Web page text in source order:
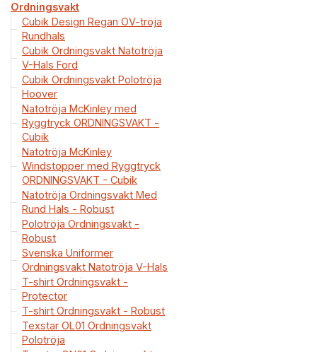
Ordningsvakt
Cubik Design Regan OV-tröja
Rundhals
Cubik Ordningsvakt Natotröja
V-Hals Ford
Cubik Ordningsvakt Polotröja
Hoover
Natotröja McKinley med
Ryggtryck ORDNINGSVAKT -
Cubik
Natotröja McKinley
Windstopper med Ryggtryck
ORDNINGSVAKT - Cubik
Natotröja Ordningsvakt Med
Rund Hals - Robust
Polotröja Ordningsvakt -
Robust
Svenska Uniformer
Ordningsvakt Natotröja V-Hals
T-shirt Ordningsvakt -
Protector
T-shirt Ordningsvakt - Robust
Texstar OL01 Ordningsvakt
Polotröja